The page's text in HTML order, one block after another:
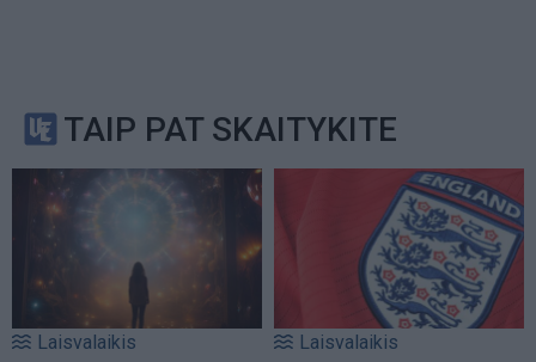
TAIP PAT SKAITYKITE
Laisvalaikis Laisvalaikis